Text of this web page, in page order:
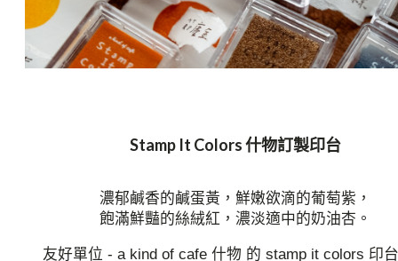
Stamp It Colors 什物訂製印台
濃郁鹹香的鹹蛋黃，鮮嫩欲滴的葡萄紫，
飽滿鮮豔的絲絨紅，濃淡適中的奶油杏。
友好單位 - a kind of cafe 什物 的 stamp it colors 印